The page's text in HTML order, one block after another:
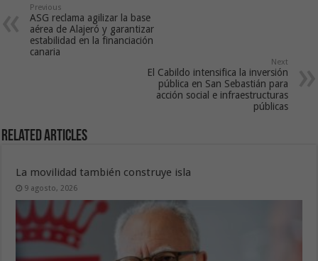
Previous
ASG reclama agilizar la base
aérea de Alajeró y garantizar
estabilidad en la financiación
canaria
Next
El Cabildo intensifica la inversión
pública en San Sebastián para
acción social e infraestructuras
públicas
Related Articles
La movilidad también construye isla
9 agosto, 2026